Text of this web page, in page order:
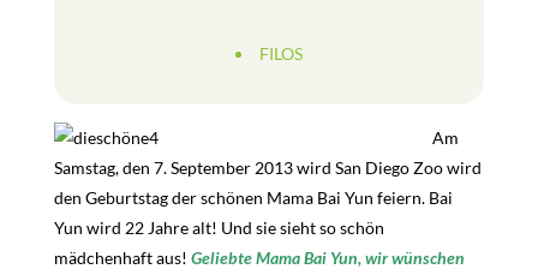
FILOS
Am
Samstag, den 7. September 2013 wird San Diego Zoo wird
den Geburtstag der schönen Mama Bai Yun feiern. Bai
Yun wird 22 Jahre alt! Und sie sieht so schön
mädchenhaft aus! Geliebte Mama Bai Yun, wir wünschen